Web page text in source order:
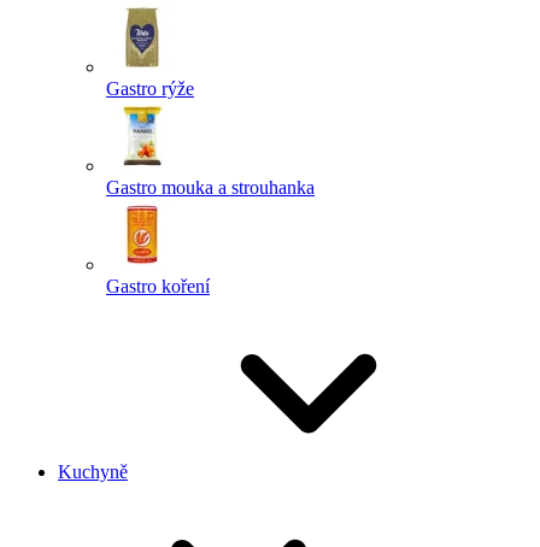
Gastro rýže
Gastro mouka a strouhanka
Gastro koření
Kuchyně